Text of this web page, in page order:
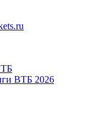
ВТБ 2026